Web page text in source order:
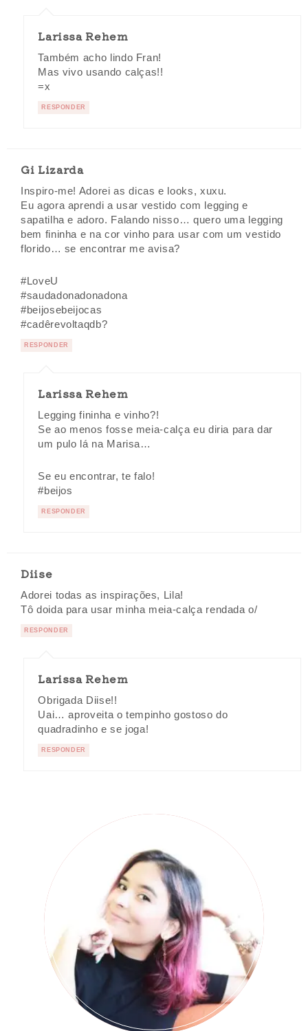
Larissa Rehem
Também acho lindo Fran!
Mas vivo usando calças!!
=x
RESPONDER
Gi Lizarda
Inspiro-me! Adorei as dicas e looks, xuxu.
Eu agora aprendi a usar vestido com legging e
sapatilha e adoro. Falando nisso… quero uma legging
bem fininha e na cor vinho para usar com um vestido
florido… se encontrar me avisa?
#LoveU
#saudadonadonadona
#beijosebeijocas
#cadêrevoltaqdb?
RESPONDER
Larissa Rehem
Legging fininha e vinho?!
Se ao menos fosse meia-calça eu diria para dar
um pulo lá na Marisa…
Se eu encontrar, te falo!
#beijos
RESPONDER
Diise
Adorei todas as inspirações, Lila!
Tô doida para usar minha meia-calça rendada o/
RESPONDER
Larissa Rehem
Obrigada Diise!!
Uai… aproveita o tempinho gostoso do
quadradinho e se joga!
RESPONDER